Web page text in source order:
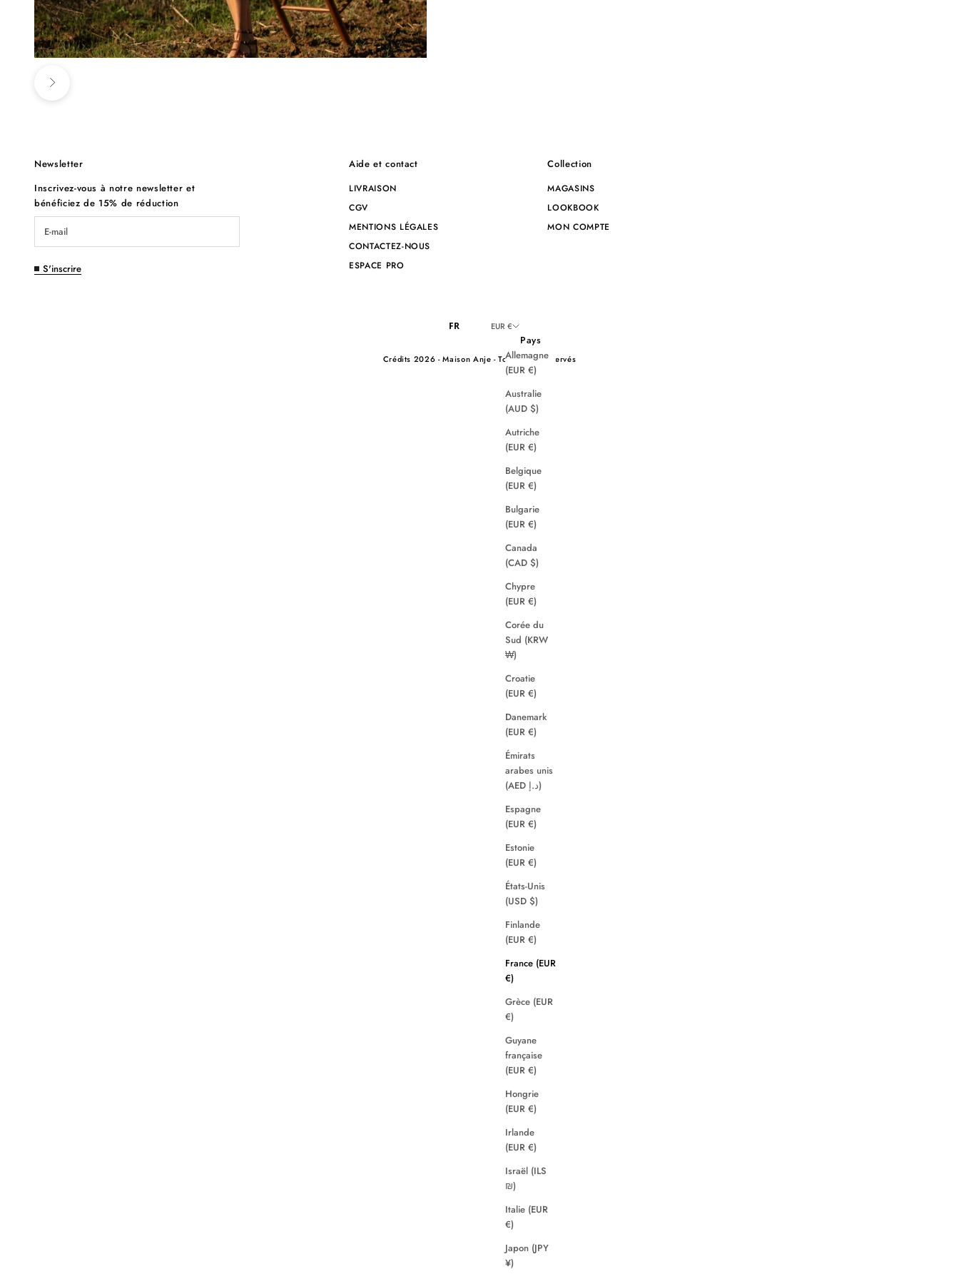
Newsletter
Inscrivez-vous à notre newsletter et
bénéficiez de 15% de réduction
S'inscrire
Aide et contact
LIVRAISON
CGV
MENTIONS LÉGALES
CONTACTEZ-NOUS
ESPACE PRO
Collection
MAGASINS
LOOKBOOK
MON COMPTE
FR EUR €
Pays
Allemagne
(EUR €)
Australie
(AUD $)
Autriche
(EUR €)
Belgique
(EUR €)
Bulgarie
(EUR €)
Canada
(CAD $)
Chypre
(EUR €)
Corée du
Sud (KRW
₩)
Croatie
(EUR €)
Danemark
(EUR €)
Émirats
arabes unis
(AED د.إ)
Espagne
(EUR €)
Estonie
(EUR €)
États-Unis
(USD $)
Finlande
(EUR €)
France (EUR
€)
Grèce (EUR
€)
Guyane
française
(EUR €)
Hongrie
(EUR €)
Irlande
(EUR €)
Israël (ILS
₪)
Italie (EUR
€)
Japon (JPY
¥)
Crédits 2026 - Maison Anje - Tous droits réservés